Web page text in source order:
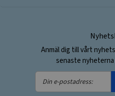
Anmäl dig till vårt
senaste
Din
e-